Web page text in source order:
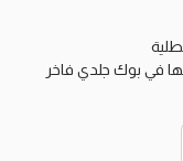
في بوك جلدي فاخر